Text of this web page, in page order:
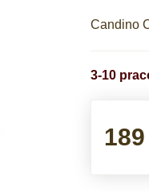
Candino
3-10